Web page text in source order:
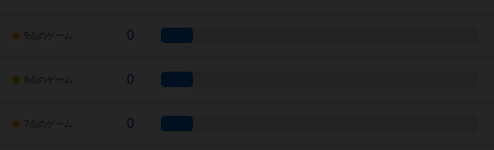
9点のゲーム 0
8点のゲーム 0
7点のゲーム 0